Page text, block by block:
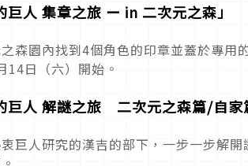
人 集章之旅 ー in 二次元之森」
森園內找到4個角色的印章並蓋於專用
14日（六）開始。
巨人 解謎之旅 二次元之森篇/自家
巨人研究的漢吉的部下，一步一步解開